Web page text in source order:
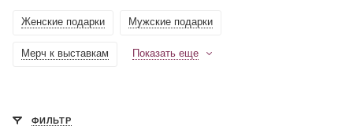
Женские подарки Мужские подарки
Мерч к выставкам Показать еще
ФИЛЬТР